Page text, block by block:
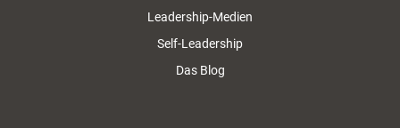
Leadership-Medien
Self-Leadership
Das Blog